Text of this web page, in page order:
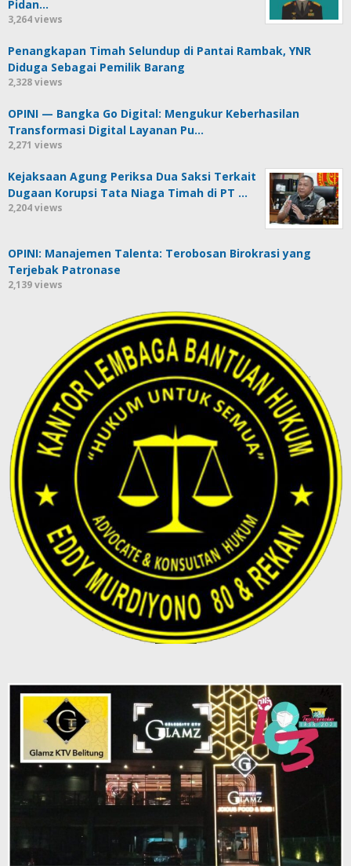
Pidan…
3,264 views
Penangkapan Timah Selundup di Pantai Rambak, YNR
Diduga Sebagai Pemilik Barang
2,328 views
OPINI — Bangka Go Digital: Mengukur Keberhasilan
Transformasi Digital Layanan Pu…
2,271 views
Kejaksaan Agung Periksa Dua Saksi Terkait
Dugaan Korupsi Tata Niaga Timah di PT …
2,204 views
OPINI: Manajemen Talenta: Terobosan Birokrasi yang
Terjebak Patronase
2,139 views